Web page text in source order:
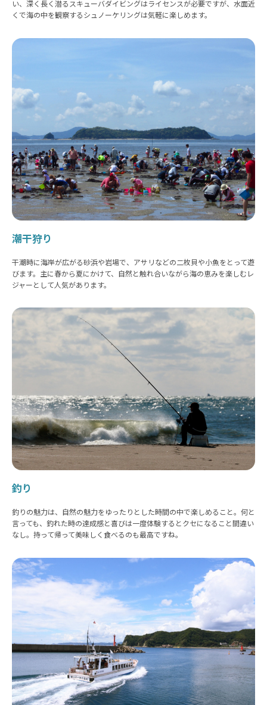
い、深く長く潜るスキューバダイビングはライセンスが必要ですが、水面近
くで海の中を観察するシュノーケリングは気軽に楽しめます。
潮干狩り
干潮時に海岸が広がる砂浜や岩場で、アサリなどの二枚貝や小魚をとって遊
びます。主に春から夏にかけて、自然と触れ合いながら海の恵みを楽しむレ
ジャーとして人気があります。
釣り
釣りの魅力は、自然の魅力をゆったりとした時間の中で楽しめること。何と
言っても、釣れた時の達成感と喜びは一度体験するとクセになること間違い
なし。持って帰って美味しく食べるのも最高ですね。